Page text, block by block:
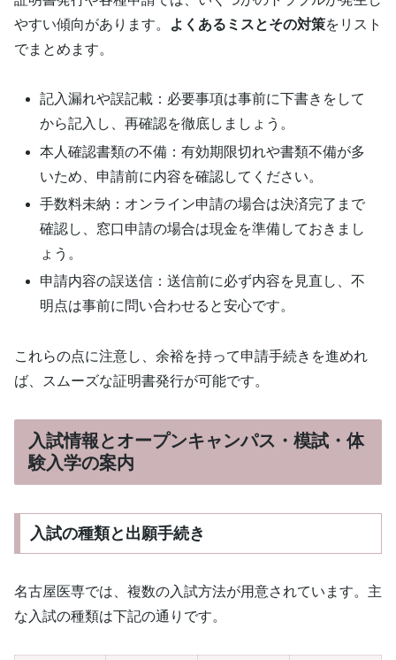
やすい傾向があります。
よくあるミスとその対策をリスト
でまとめます。
記入漏れや誤記載：必要事項は事前に下書きをして
から記入し、再確認を徹底しましょう。
本人確認書類の不備：有効期限切れや書類不備が多
いため、申請前に内容を確認してください。
手数料未納：オンライン申請の場合は決済完了まで
確認し、窓口申請の場合は現金を準備しておきまし
ょう。
申請内容の誤送信：送信前に必ず内容を見直し、不
明点は事前に問い合わせると安心です。
これらの点に注意し、余裕を持って申請手続きを進めれ
ば、スムーズな証明書発行が可能です。
入試情報とオープンキャンパス・模試・体
験入学の案内
入試の種類と出願手続き
名古屋医専では、複数の入試方法が用意されています。主
な入試の種類は下記の通りです。